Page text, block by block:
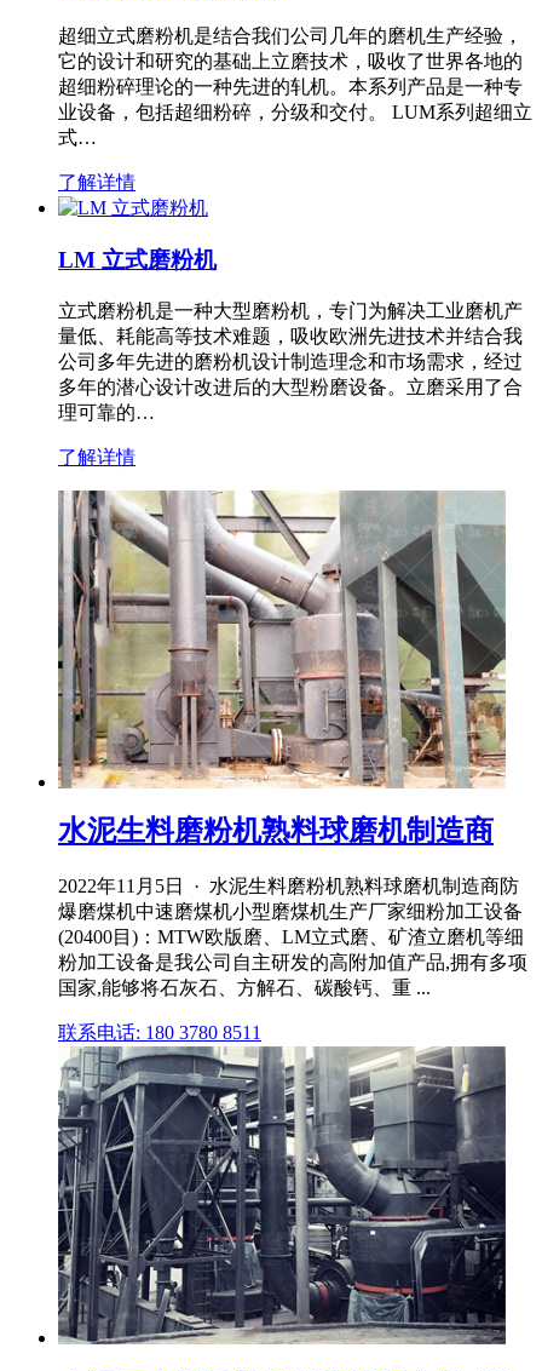
超细立式磨粉机是结合我们公司几年的磨机生产经验，
它的设计和研究的基础上立磨技术，吸收了世界各地的
超细粉碎理论的一种先进的轧机。本系列产品是一种专
业设备，包括超细粉碎，分级和交付。 LUM系列超细立
式…
了解详情
LM 立式磨粉机
立式磨粉机是一种大型磨粉机，专门为解决工业磨机产
量低、耗能高等技术难题，吸收欧洲先进技术并结合我
公司多年先进的磨粉机设计制造理念和市场需求，经过
多年的潜心设计改进后的大型粉磨设备。立磨采用了合
理可靠的…
了解详情
水泥生料磨粉机熟料球磨机制造商
2022年11月5日 · 水泥生料磨粉机熟料球磨机制造商防
爆磨煤机中速磨煤机小型磨煤机生产厂家细粉加工设备
(20400目)：MTW欧版磨、LM立式磨、矿渣立磨机等细
粉加工设备是我公司自主研发的高附加值产品,拥有多项
国家,能够将石灰石、方解石、碳酸钙、重 ...
联系电话: 180 3780 8511